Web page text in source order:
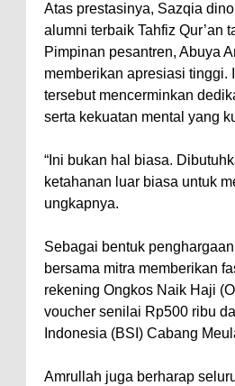
Atas prestasinya, Sazqia
alumni terbaik Tahfiz Qur’an
Pimpinan pesantren, Abuya
memberikan apresiasi tinggi.
tersebut mencerminkan
serta kekuatan mental yang
“Ini bukan hal biasa.
ketahanan luar biasa untuk
ungkapnya.
Sebagai bentuk
bersama mitra memberikan
rekening Ongkos Naik Haji
voucher senilai Rp500 ribu
Indonesia (BSI) Cabang
Amrullah juga berharap